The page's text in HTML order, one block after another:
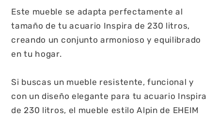
Este mueble se adapta perfectamente al
tamaño de tu acuario Inspira de 230 litros,
creando un conjunto armonioso y equilibrado
en tu hogar.
Si buscas un mueble resistente, funcional y
con un diseño elegante para tu acuario Inspira
de 230 litros, el mueble estilo Alpin de EHEIM